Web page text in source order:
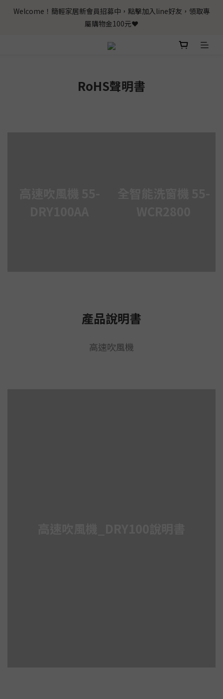
Welcome！簡輕家居新會員招募中，點擊加入line好友，領取專
屬購物金100元❤️
RoHS聲明書
產品說明書
高速吹風機